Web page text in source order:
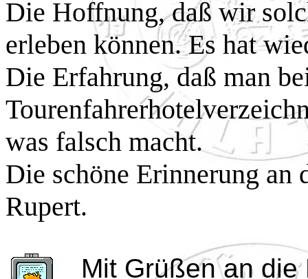
Die Hoffnung, daß wir
erleben können. Es hat
Die Erfahrung, daß man
was falsch macht.
Die schöne Erinnerung an
Rupert.
Mit Grüßen an